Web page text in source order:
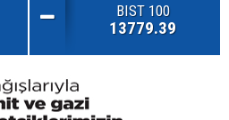
BIST 100
13779.39